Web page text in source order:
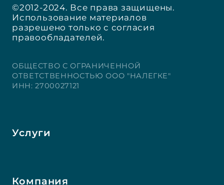
©2012-2024. Все права защищены.
Использование материалов
разрешено только с согласия
правообладателей.
ОБЩЕСТВО С ОГРАНИЧЕННОЙ
ОТВЕТСТВЕННОСТЬЮ ООО "НАЛЕГКЕ"
ИНН: 2700027121
Услуги
Компания